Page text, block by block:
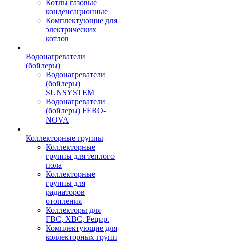
Котлы газовые
конденсационные
Комплектующие для
электрических
котлов
Водонагреватели
(бойлеры)
Водонагреватели
(бойлеры)
SUNSYSTEM
Водонагреватели
(бойлеры) FERO-
NOVA
Коллекторные группы
Коллекторные
группы для теплого
пола
Коллекторные
группы для
радиаторов
отопления
Коллекторы для
ГВС, ХВС, Рецир.
Комплектующие для
коллекторных групп